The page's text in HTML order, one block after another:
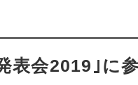
表会2019｣に